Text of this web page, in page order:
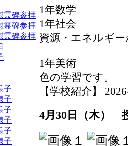
霊碑参拝
霊碑参拝
霊碑参拝
子
子
子
子
子
子
1年数学
1年社会
資源・エネルギ
1年美術
色の学習です。
【学校紹介】
4月30日（木）